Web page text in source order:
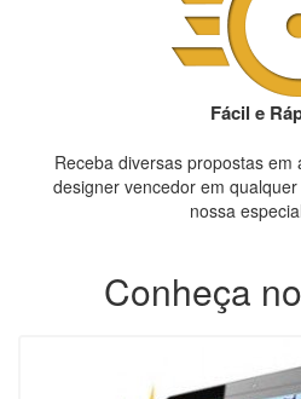
Fácil e
Receba diversas propostas
designer vencedor em
nossa
Conheça